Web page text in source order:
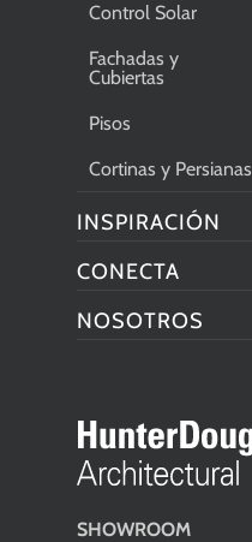
SHOWROOM
Control Solar
Fachadas y
Cubiertas
Pisos
Cortinas y Persianas
INSPIRACIÓN
CONECTA
NOSOTROS